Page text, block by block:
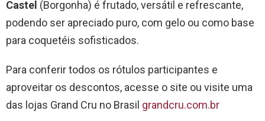
Castel (Borgonha) é frutado, versátil e refrescante,
podendo ser apreciado puro, com gelo ou como base
para coquetéis sofisticados.
Para conferir todos os rótulos participantes e
aproveitar os descontos, acesse o site ou visite uma
das lojas Grand Cru no Brasil grandcru.com.br